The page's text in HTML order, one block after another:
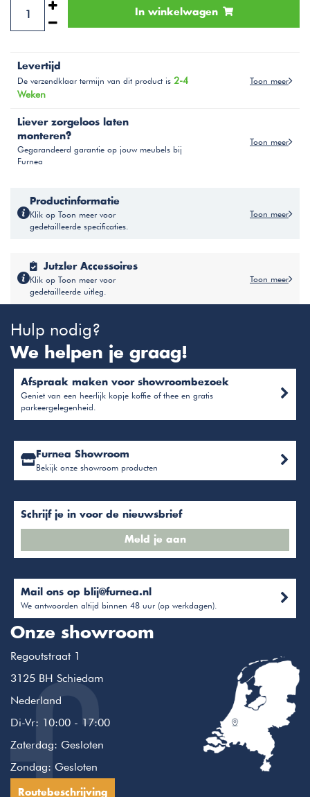
In winkelwagen
Levertijd
De verzendklaar termijn van dit product is 2-4
Weken
Toon meer
Liever zorgeloos laten
monteren?
Gegarandeerd garantie op jouw meubels bij
Furnea
Toon meer
Productinformatie
Klik op Toon meer voor
gedetailleerde specificaties.
Toon meer
Jutzler Accessoires
Klik op Toon meer voor
gedetailleerde uitleg.
Toon meer
Hulp nodig?
We helpen je graag!
Afspraak maken voor showroombezoek
Geniet van een heerlijk kopje koffie of thee en gratis
parkeergelegenheid.
Furnea Showroom
Bekijk onze showroom producten
Schrijf je in voor de nieuwsbrief
Meld je aan
Mail ons op blij@furnea.nl
We antwoorden altijd binnen 48 uur (op werkdagen).
Onze showroom
Regoutstraat 1
3125 BH Schiedam
Nederland
Di-Vr: 10:00 - 17:00
Zaterdag: Gesloten
Zondag: Gesloten
Routebeschrijving